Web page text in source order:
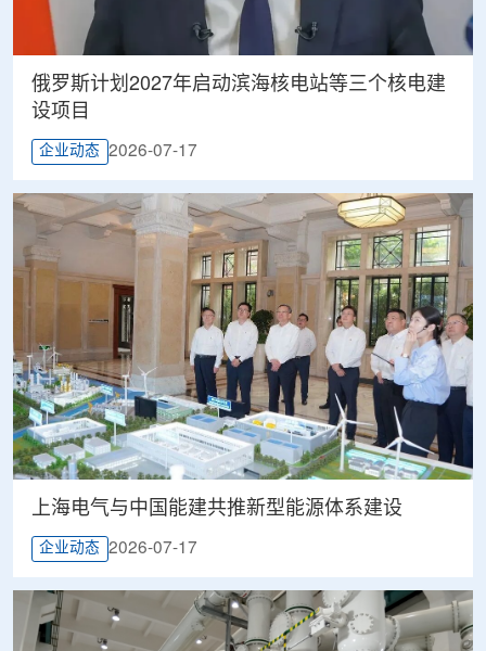
俄罗斯计划2027年启动滨海核电站等三个核电建
设项目
企业动态 2026-07-17
上海电气与中国能建共推新型能源体系建设
企业动态 2026-07-17